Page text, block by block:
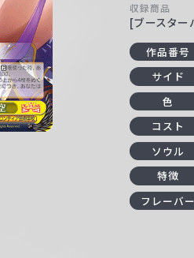
収録商品
[ブースター
作品番号
サイド
色
コスト
ソウル
特徴
フレーバー